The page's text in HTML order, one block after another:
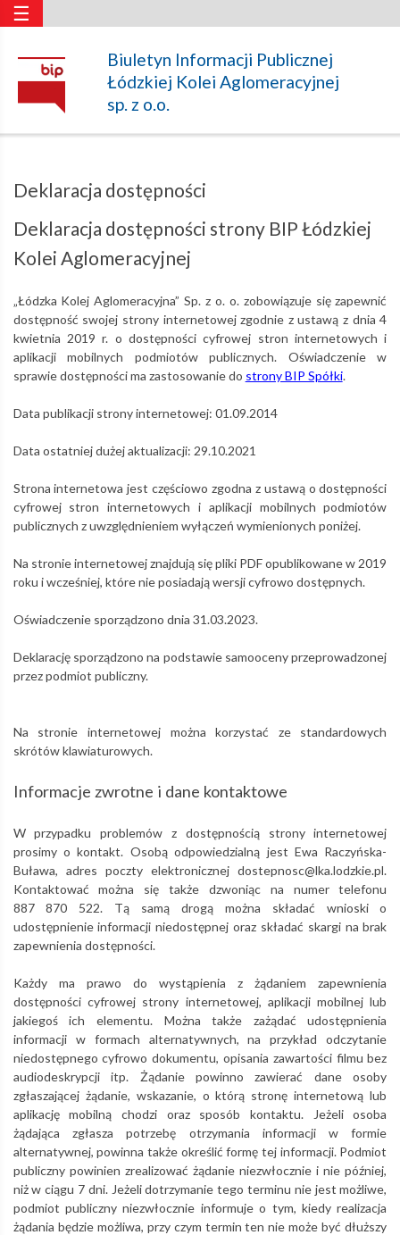
Deklaracja
dostępności
Łódzka
Kolej
Aglomeracyjna
Biuletyn Informacji Publicznej
Łódzkiej Kolei Aglomeracyjnej
sp. z o.o.
☰
Deklaracja dostępności
Deklaracja dostępności strony BIP Łódzkiej
Kolei Aglomeracyjnej
„Łódzka Kolej Aglomeracyjna” Sp. z o. o. zobowiązuje się zapewnić
dostępność swojej strony internetowej zgodnie z ustawą z dnia 4
kwietnia 2019 r. o dostępności cyfrowej stron internetowych i
aplikacji mobilnych podmiotów publicznych. Oświadczenie w
sprawie dostępności ma zastosowanie do strony BIP Spółki.
Data publikacji strony internetowej: 01.09.2014
Data ostatniej dużej aktualizacji: 29.10.2021
Strona internetowa jest częściowo zgodna z ustawą o dostępności
cyfrowej stron internetowych i aplikacji mobilnych podmiotów
publicznych z uwzględnieniem wyłączeń wymienionych poniżej.
Na stronie internetowej znajdują się pliki PDF opublikowane w 2019
roku i wcześniej, które nie posiadają wersji cyfrowo dostępnych.
Oświadczenie sporządzono dnia 31.03.2023.
Deklarację sporządzono na podstawie samooceny przeprowadzonej
przez podmiot publiczny.
Na stronie internetowej można korzystać ze standardowych
skrótów klawiaturowych.
Informacje zwrotne i dane kontaktowe
W przypadku problemów z dostępnością strony internetowej
prosimy o kontakt. Osobą odpowiedzialną jest Ewa Raczyńska-
Buława, adres poczty elektronicznejdostepnosc@lka.lodzkie.pl.
Kontaktować można się także dzwoniąc na numer telefonu
887 870 522. Tą samą drogą można składać wnioski o
udostępnienie informacji niedostępnej oraz składać skargi na brak
zapewnienia dostępności.
Każdy ma prawo do wystąpienia z żądaniem zapewnienia
dostępności cyfrowej strony internetowej, aplikacji mobilnej lub
jakiegoś ich elementu. Można także zażądać udostępnienia
informacji w formach alternatywnych, na przykład odczytanie
niedostępnego cyfrowo dokumentu, opisania zawartości filmu bez
audiodeskrypcji itp. Żądanie powinno zawierać dane osoby
zgłaszającej żądanie, wskazanie, o którą stronę internetową lub
aplikację mobilną chodzi oraz sposób kontaktu. Jeżeli osoba
żądająca zgłasza potrzebę otrzymania informacji w formie
alternatywnej, powinna także określić formę tej informacji. Podmiot
publiczny powinien zrealizować żądanie niezwłocznie i nie później,
niż w ciągu 7 dni. Jeżeli dotrzymanie tego terminu nie jest możliwe,
podmiot publiczny niezwłocznie informuje o tym, kiedy realizacja
żądania będzie możliwa, przy czym termin ten nie może być dłuższy